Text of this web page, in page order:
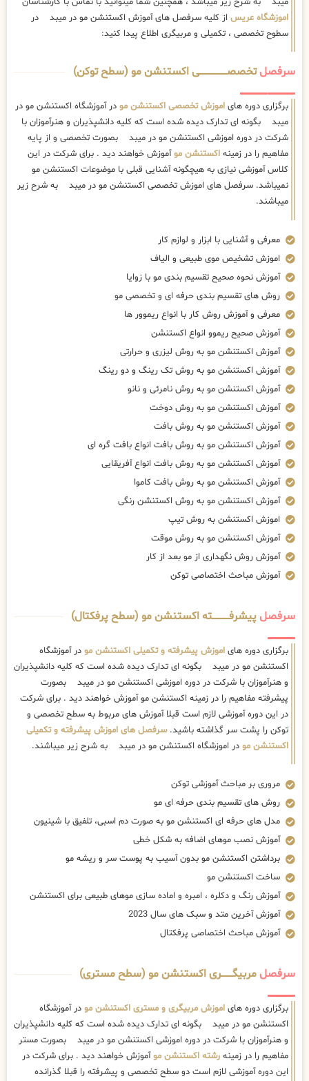
اموزشگاه عریس از کلیه سرفصل های آموزش اکستنشن مو در میبد در
سطوح تخصصی ، تکمیلی و مربیگری اطلاع پیدا کنید:
سرفصلتخصصــــــــــــــــــــی اکستنشن مو (سطح توکن)
برگزاری دوره های اموزش تخصصی اکستنشن مو در آموزشگاه اکستنشن مو در
میبد بگونه ای تدارک دیده شده است که کلیه دانشپذیران و هنرآموزان با
شرکت در دوره اموزشی اکستنشن مو در میبد بصورت تخصصی و از پایه
مفاهیم را در زمینه اکستنشن موآموزش خواهند دید . برای شرکت در این
کلاس آموزشی نیازی به هیچگونه آشنایی قبلی با موضوعات اکستنشن مو
نمیباشد. سرفصل های اموزش تخصصی اکستنشن مو در میبد به شرح زیر
میباشند.
معرفی و آشنایی با ابزار و لوازم کار
اموزش تشخیص موی طبیعی و الیاف
آموزش نحوه صحیح تقسیم بندی مو با زوایا
روش های تقسیم بندی حرفه ای و تخصصی مو
معرفی و آموزش روش کار با انواع ریموور ها
آموزش صحیح ریموو انواع اکستنشن
آموزش اکستنشن مو به روش لیزری و حرارتی
آموزش اکستنشن مو به روش تک رینگ و دو رینگ
آموزش اکستنشن مو به روش نامرئی و نانو
آموزش اکستنشن مو به روش دوخت
آموزش اکستنشن مو به روش بافت
آموزش اکستنشن مو به روش بافت انواع بافت گره ای
آموزش اکستنشن مو به روش بافت انواع آفریقایی
آموزش اکستنشن مو به روش بافت کاموا
آموزش اکستنشن مو به روش اکستنشن رنگی
اموزش اکستنشن به روش تیپ
آموزش اکستنشن مو به روش موقت
آموزش روش نگهداری از مو بعد از کار
آموزش مباحث اختصاصی توکن
سرفصلپیشرفــــــــــــته اکستنشن مو (سطح پرفکتال)
برگزاری دوره های اموزش پیشرفته و تکمیلی اکستنشن مو در آموزشگاه
اکستنشن مو در میبد بگونه ای تدارک دیده شده است که کلیه دانشپذیران
و هنرآموزان با شرکت در دوره اموزشی اکستنشن مو در میبد بصورت
پیشرفته مفاهیم را در زمینه اکستنشن مو آموزش خواهند دید . برای شرکت
در این دوره آموزشی لازم است قبلا آموزش های مربوط به سطح تخصصی و
توکن را پشت سر گذاشته باشید.سرفصل های اموزش پیشرفته و تکمیلی
اکستنشن مو در اموزشگاه اکستنشن مو در میبد به شرح زیر میباشند.
مروری بر مباحث آموزشی توکن
روش های تقسیم بندی حرفه ای مو
مدل های حرفه ای اکستنشن مو به صورت دم اسبی، تلفیق با شینیون
آموزش نصب موهای اضافه به شکل خطی
برداشتن اکستنشن مو بدون آسیب به پوست سر و ریشه مو
ساخت اکستنشن مو
آموزش رنگ و دکلره ، امبره و اماده سازی موهای طبیعی برای اکستنشن
آموزش آخرین متد و سبک های سال 2023
آموزش مباحث اختصاصی پرفکتال
سرفصلمربیگــــــــری اکستنشن مو (سطح مستری)
برگزاری دوره های اموزش مربیگری و مستری اکستنشن مو در آموزشگاه
اکستنشن مو در میبد بگونه ای تدارک دیده شده است که کلیه دانشپذیران
و هنرآموزان با شرکت در دوره اموزشی اکستنشن مو در میبد بصورت مستر
مفاهیم را در زمینه رشته اکستنشن موآموزش خواهند دید . برای شرکت در
این دوره آموزشی لازم است دو سطح تخصصی و پیشرفته را قبلا گذرانده